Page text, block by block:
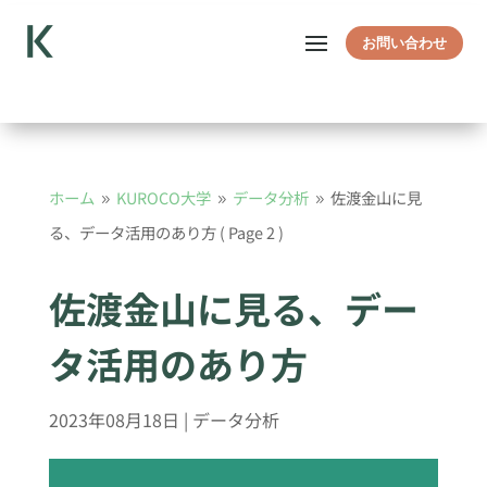
お問い合わせ
ホーム 9 KUROCO大学 9 データ分析 9 佐渡金山に見
る、データ活用のあり方( Page 2 )
佐渡金山に見る、デー
タ活用のあり方
2023年08月18日 | データ分析